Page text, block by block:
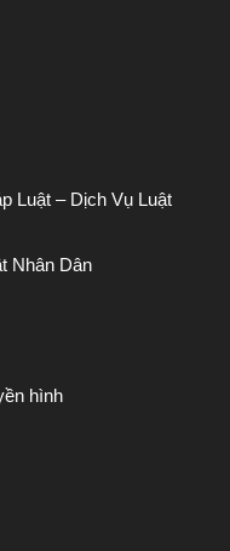
Luật – Dịch Vụ Luật
Nhân Dân
hình